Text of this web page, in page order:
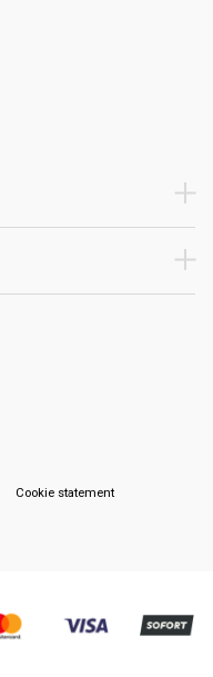
Cookie statement